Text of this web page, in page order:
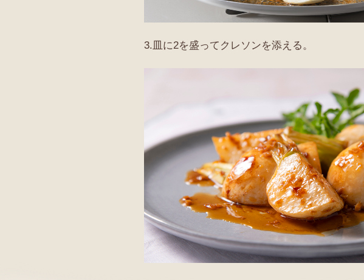
3.皿に2を盛ってクレソンを添える。